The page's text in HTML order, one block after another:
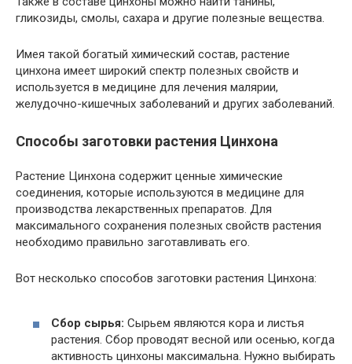
гликозиды, смолы, сахара и другие полезные вещества.
Имея такой богатый химический состав, растение
цинхона имеет широкий спектр полезных свойств и
используется в медицине для лечения малярии,
желудочно-кишечных заболеваний и других заболеваний.
Способы заготовки растения Цинхона
Растение Цинхона содержит ценные химические
соединения, которые используются в медицине для
производства лекарственных препаратов. Для
максимального сохранения полезных свойств растения
необходимо правильно заготавливать его.
Вот несколько способов заготовки растения Цинхона:
Сбор сырья: Сырьем являются кора и листья
растения. Сбор проводят весной или осенью, когда
активность цинхоны максимальна. Нужно выбирать